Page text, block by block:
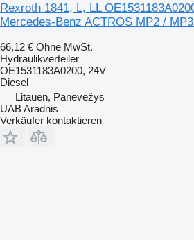
Rexroth 1841, L, LL
Mercedes-Benz ACTROS MP2 /
66,12 € Ohne MwSt.
Hydraulikverteiler
OE1531183A0200, 24V
Diesel
Litauen, Panevėžys
UAB Aradnis
Verkäufer kontaktieren